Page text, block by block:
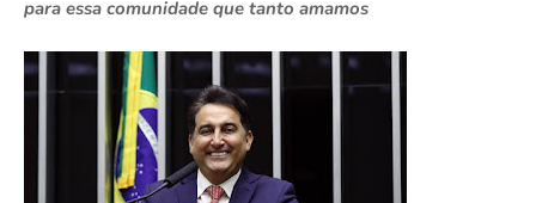
para essa comunidade que tanto amamos